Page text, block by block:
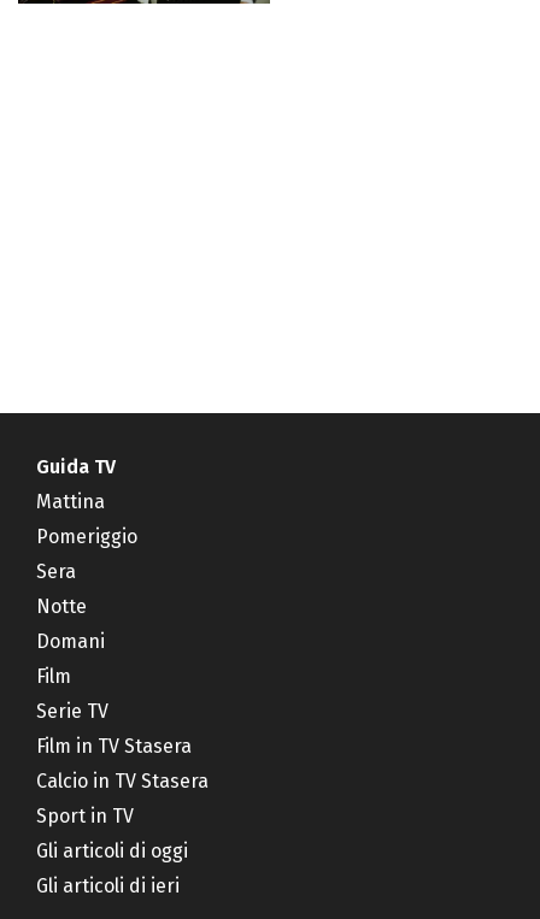
Guida TV
Mattina
Pomeriggio
Sera
Notte
Domani
Film
Serie TV
Film in TV Stasera
Calcio in TV Stasera
Sport in TV
Gli articoli di oggi
Gli articoli di ieri